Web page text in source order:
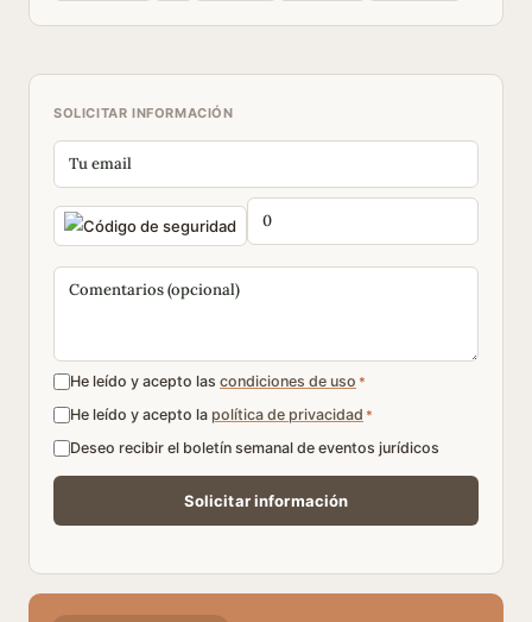
SOLICITAR INFORMACIÓN
He leído y acepto las condiciones de uso *
He leído y acepto la política de privacidad *
Deseo recibir el boletín semanal de eventos jurídicos